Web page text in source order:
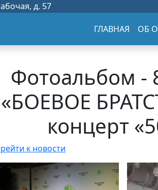
д. 57
ГЛАВНАЯ ОБ
Фотоальбом -
«БОЕВОЕ
концерт
к новости